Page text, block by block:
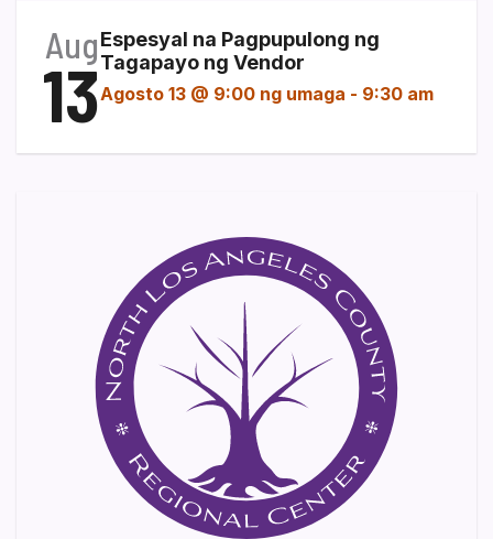
Aug
13
Espesyal na Pagpupulong ng
Tagapayo ng Vendor
Agosto 13 @ 9:00 ng umaga - 9:30 am